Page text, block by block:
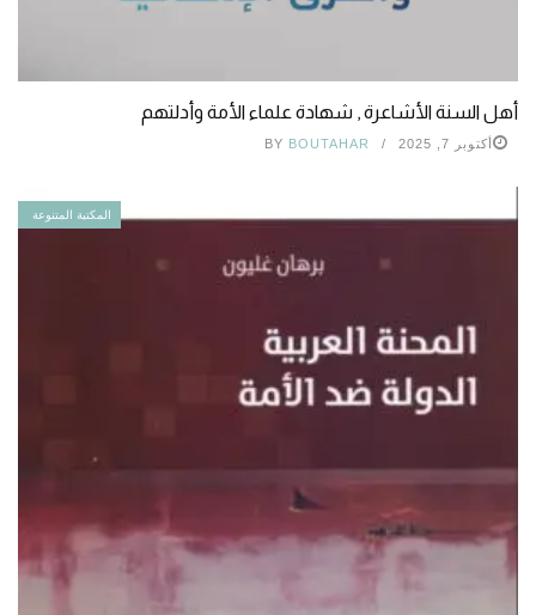
أهل السنة الأشاعرة , شهادة علماء الأمة وأدلتهم
أكتوبر 7, 2025 BY BOUTAHAR
المكتبة المتنوعة